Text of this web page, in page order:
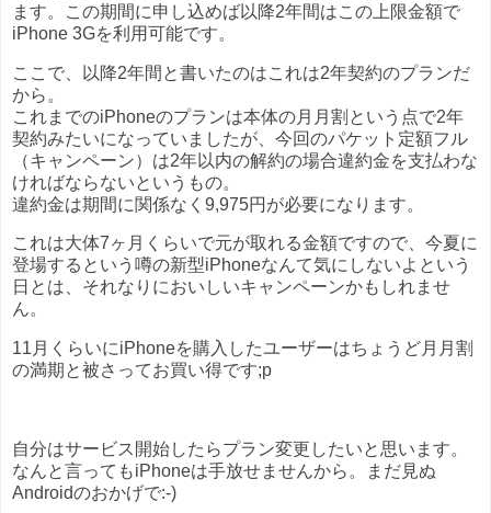
ます。この期間に申し込めば以降2年間はこの上限金額で
iPhone 3Gを利用可能です。
ここで、以降2年間と書いたのはこれは2年契約のプランだ
から。
これまでのiPhoneのプランは本体の月月割という点で2年
契約みたいになっていましたが、今回のパケット定額フル
（キャンペーン）は2年以内の解約の場合違約金を支払わな
ければならないというもの。
違約金は期間に関係なく9,975円が必要になります。
これは大体7ヶ月くらいで元が取れる金額ですので、今夏に
登場するという噂の新型iPhoneなんて気にしないよという
日とは、それなりにおいしいキャンペーンかもしれませ
ん。
11月くらいにiPhoneを購入したユーザーはちょうど月月割
の満期と被さってお買い得です;p
自分はサービス開始したらプラン変更したいと思います。
なんと言ってもiPhoneは手放せませんから。まだ見ぬ
Androidのおかげで:-)